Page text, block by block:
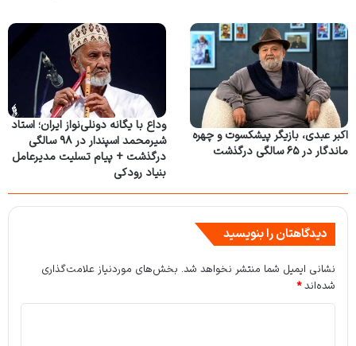
اکبر عبدی، بازیگر پیشکسوت و چهره
ماندگار در ۶۵ سالگی درگذشت
وداع با یگانه دونلی‌نواز ایران؛ استاد
شیرمحمد اسپندار در ۹۸ سالگی
درگذشت + پیام تسلیت مدیرعامل
بنیاد رودکی
دیدگاهتان را بنویسید
نشانی ایمیل شما منتشر نخواهد شد. بخش‌های موردنیاز علامت‌گذاری
شده‌اند*